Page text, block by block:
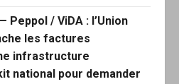
Peppol / ViDA : l’Union
les factures
infrastructure
national pour demander